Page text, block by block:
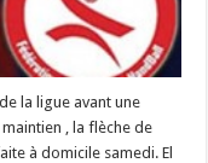
la ligue avant une
, la flèche de
à domicile samedi. El